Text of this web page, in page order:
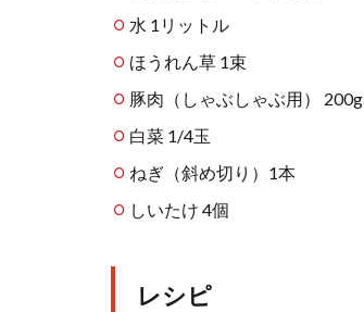
水 1リットル
ほうれん草 1束
豚肉（しゃぶしゃぶ用） 200g
白菜 1/4玉
ねぎ（斜め切り）1本
しいたけ 4個
レシピ